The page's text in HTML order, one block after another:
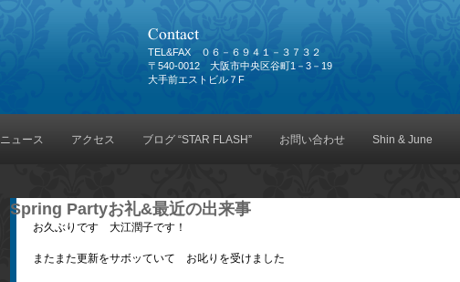
TEL&FAX ０６－６９４１－３７３２
〒540-0012 大阪市中央区谷町1－3－19
大手前エストビル７F
ニュース アクセス ブログ “STAR FLASH” お問い合わせ Shin & June
Spring Partyお礼&最近の出来事
お久ぶりです 大江潤子です！
またまた更新をサボッていて お叱りを受けました